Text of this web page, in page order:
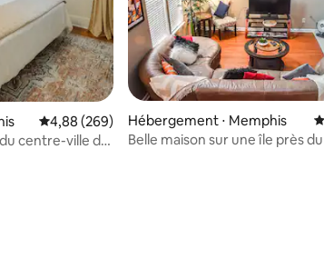
commentaires : 4,9 sur 5
Évaluation moyenne sur la base de 269
4,88 (269)
centre-ville de
Hébergement ⋅ Memphis
Belle maison sur une île près